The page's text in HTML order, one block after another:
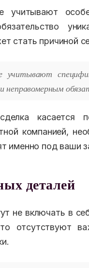
стать причиной
учитывают
неправомерным
касается
компанией,
именно под ваши
деталей
не включать в
отсутствуют